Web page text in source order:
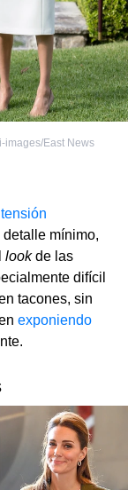
images/East News
detalle mínimo,
lookde las
difícil
tacones, sin
exponiendo